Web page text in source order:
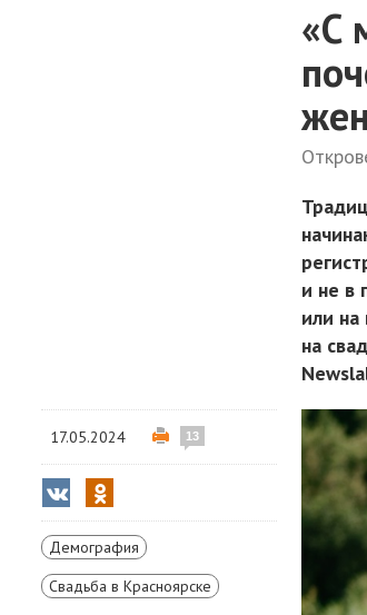
«С
и не в
или
на
17.05.2024 13
Демография
Свадьба в Красноярске